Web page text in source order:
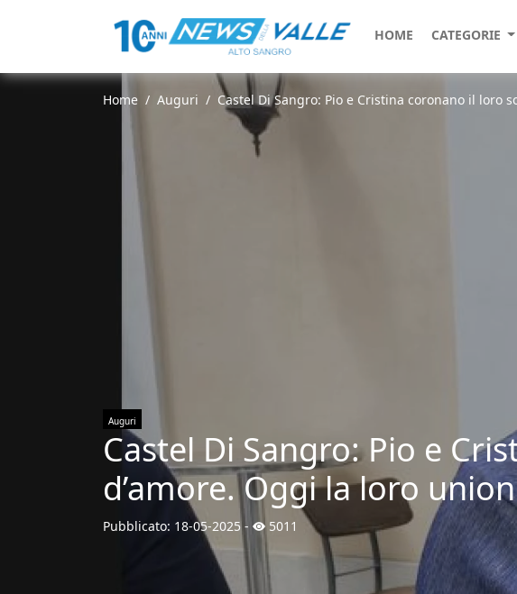
HOME CATEGORIE
Home Auguri Castel Di Sangro: Pio e Cristina coronano il loro
Auguri
Castel Di Sangro: Pio e
d’amore. Oggi la loro
Pubblicato: 18-05-2025- 5011